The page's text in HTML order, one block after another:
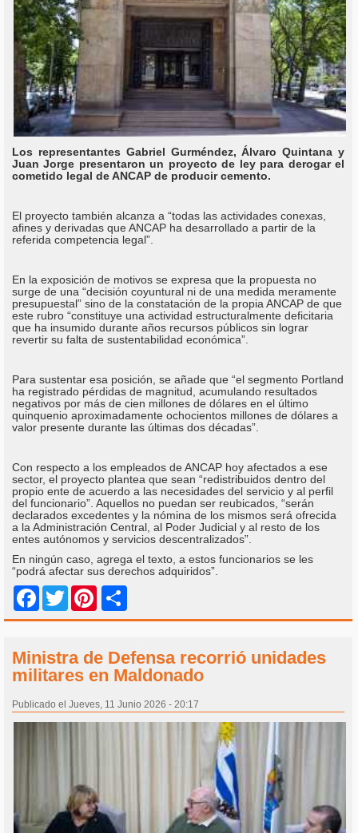
Los representantes Gabriel Gurméndez, Álvaro Quintana y
Juan Jorge presentaron un proyecto de ley para derogar el
cometido legal de ANCAP de producir cemento.
El proyecto también alcanza a “todas las actividades conexas,
afines y derivadas que ANCAP ha desarrollado a partir de la
referida competencia legal”.
En la exposición de motivos se expresa que la propuesta no
surge de una “decisión coyuntural ni de una medida meramente
presupuestal” sino de la constatación de la propia ANCAP de que
este rubro “constituye una actividad estructuralmente deficitaria
que ha insumido durante años recursos públicos sin lograr
revertir su falta de sustentabilidad económica”.
Para sustentar esa posición, se añade que “el segmento Portland
ha registrado pérdidas de magnitud, acumulando resultados
negativos por más de cien millones de dólares en el último
quinquenio aproximadamente ochocientos millones de dólares a
valor presente durante las últimas dos décadas”.
Con respecto a los empleados de ANCAP hoy afectados a ese
sector, el proyecto plantea que sean “redistribuidos dentro del
propio ente de acuerdo a las necesidades del servicio y al perfil
del funcionario”. Aquellos no puedan ser reubicados, “serán
declarados excedentes y la nómina de los mismos será ofrecida
a la Administración Central, al Poder Judicial y al resto de los
entes autónomos y servicios descentralizados”.
En ningún caso, agrega el texto, a estos funcionarios se les
“podrá afectar sus derechos adquiridos”.
Facebook
Twitter Pinterest
Ministra de Defensa recorrió unidades
militares en Maldonado
Publicado el Jueves, 11 Junio 2026 - 20:17